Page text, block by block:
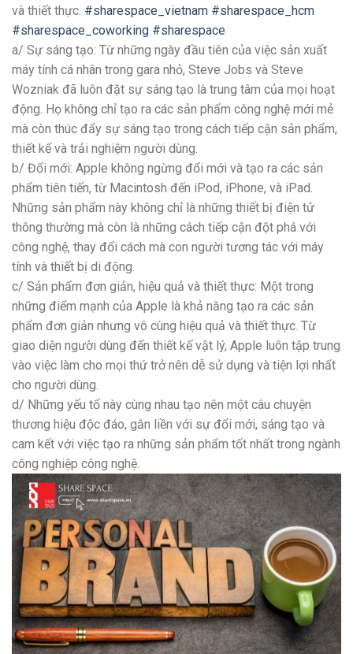
và thiết thực. #sharespace_vietnam #sharespace_hcm
#sharespace_coworking #sharespace
a/ Sự sáng tạo: Từ những ngày đầu tiên của việc sản xuất
máy tính cá nhân trong gara nhỏ, Steve Jobs và Steve
Wozniak đã luôn đặt sự sáng tạo là trung tâm của mọi hoạt
động. Họ không chỉ tạo ra các sản phẩm công nghệ mới mẻ
mà còn thúc đẩy sự sáng tạo trong cách tiếp cận sản phẩm,
thiết kế và trải nghiệm người dùng.
b/ Đổi mới: Apple không ngừng đổi mới và tạo ra các sản
phẩm tiên tiến, từ Macintosh đến iPod, iPhone, và iPad.
Những sản phẩm này không chỉ là những thiết bị điện tử
thông thường mà còn là những cách tiếp cận đột phá với
công nghệ, thay đổi cách mà con người tương tác với máy
tính và thiết bị di động.
c/ Sản phẩm đơn giản, hiệu quả và thiết thực: Một trong
những điểm mạnh của Apple là khả năng tạo ra các sản
phẩm đơn giản nhưng vô cùng hiệu quả và thiết thực. Từ
giao diện người dùng đến thiết kế vật lý, Apple luôn tập trung
vào việc làm cho mọi thứ trở nên dễ sử dụng và tiện lợi nhất
cho người dùng.
d/ Những yếu tố này cùng nhau tạo nên một câu chuyện
thương hiệu độc đáo, gắn liền với sự đổi mới, sáng tạo và
cam kết với việc tạo ra những sản phẩm tốt nhất trong ngành
công nghiệp công nghệ.